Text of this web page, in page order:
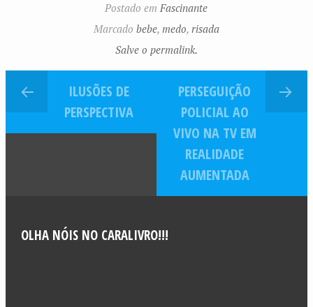
Postado emFascinante
Marcado bebe, medo, risada
Salve o permalink.
ILUSÕES DE
PERSPECTIVA
PERSEGUIÇÃO
POLICIAL AO
VIVO NA TV EM
REALIDADE
AUMENTADA
OLHA NÓIS NO CARALIVRO!!!